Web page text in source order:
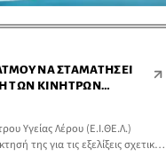
ΝΑ ΣΤΑΜΑΤΉΣΕΙ
ΤΩΝ ΚΙΝΉΤΡΩΝ
Υγείας Λέρου (Ε.Ι.ΘΕ.Λ.)
της για τις εξελίξεις σχετικά